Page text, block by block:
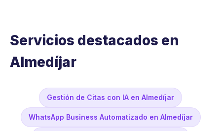
Servicios destacados en
Almedíjar
Gestión de Citas con IA en Almedíjar
WhatsApp Business Automatizado en Almedíjar